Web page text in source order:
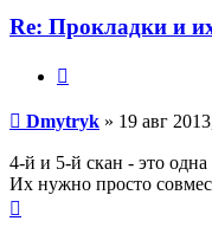
Re: Прокладки и
Сообщение
Dmytryk » 19 авг
4-й и 5-й скан - это
Их нужно просто